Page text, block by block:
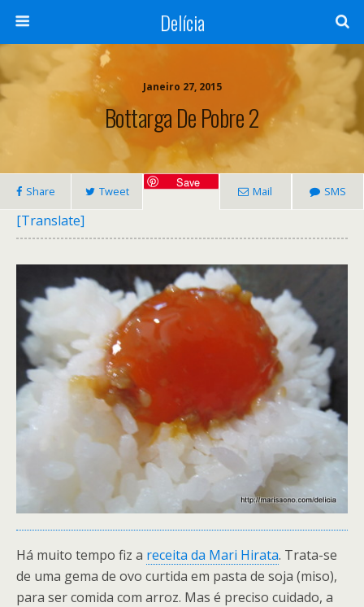
Delícia
Janeiro 27, 2015
Bottarga De Pobre 2
Share Tweet
Save
Mail SMS
[Translate]
Há muito tempo fiz a receita da Mari Hirata. Trata-se
de uma gema de ovo curtida em pasta de soja (miso),
para ser comida com arroz. Mas é preciso cuidado, a